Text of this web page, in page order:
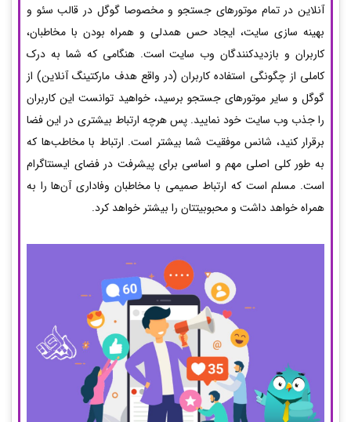
آنلاین در تمام موتورهای جستجو و مخصوصا گوگل در قالب سئو و
بهینه سازی سایت، ایجاد حس همدلی و همراه بودن با مخاطبان،
کاربران و بازدیدکنندگان وب سایت است. هنگامی که شما به درک
کاملی از چگونگی استفاده کاربران (در واقع هدف مارکتینگ آنلاین) از
گوگل و سایر موتورهای جستجو برسید، خواهید توانست این کاربران
را جذب وب سایت خود نمایید. پس هرچه ارتباط بیشتری در این فضا
برقرار کنید، شانس موفقیت شما بیشتر است. ارتباط با مخاطب‌ها که
به طور کلی اصلی مهم و اساسی برای پیشرفت در فضای ایسنتاگرام
است. مسلم است که ارتباط صمیمی با مخاطبان وفاداری آن‌ها را به
همراه خواهد داشت و محبوبیتتان را بیشتر خواهد کرد.